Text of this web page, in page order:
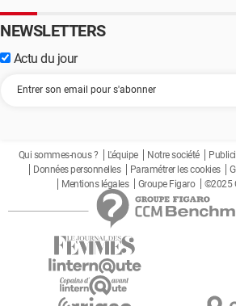
NEWSLETTERS
Actu du jour
Qui sommes-nous ? L'équipe Notre société
Données personnelles
Paramétrer les cookies
Mentions légales
Groupe Figaro ©2025